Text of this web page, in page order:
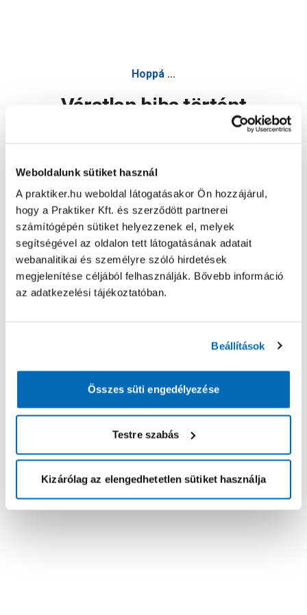
Weboldalunk sütiket használ
A praktiker.hu weboldal látogatásakor Ön hozzájárul,
hogy a Praktiker Kft. és szerződött partnerei
számítógépén sütiket helyezzenek el, melyek
segítségével az oldalon tett látogatásának adatait
webanalitikai és személyre szóló hirdetések
megjelenítése céljából felhasználják. Bővebb információ
az adatkezelési tájékoztatóban.
Beállítások
Összes süti engedélyezése
Testre szabás
Kizárólag az elengedhetetlen sütiket használja
Hoppá ...
Váratlan hiba történt
Oldal újratöltése